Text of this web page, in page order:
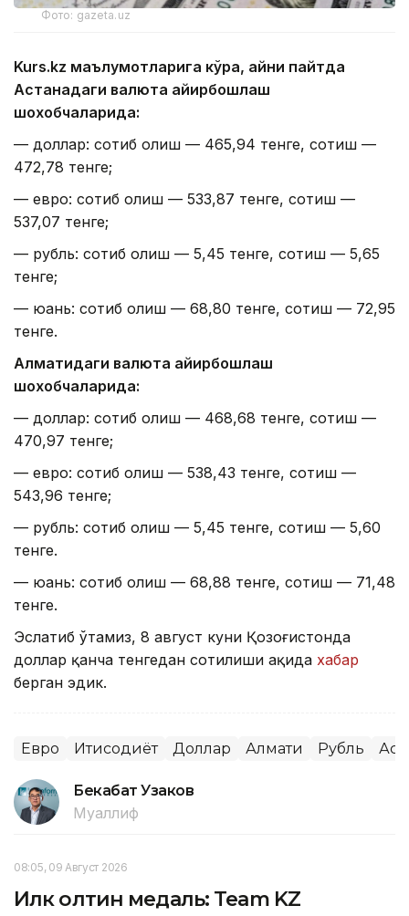
Фото: gazeta.uz
Kurs.kz маълумотларига кўра, айни пайтда
Астанадаги валюта айирбошлаш
шохобчаларида:
— доллар: сотиб олиш — 465,94 тенге, сотиш —
472,78 тенге;
— евро: сотиб олиш — 533,87 тенге, сотиш —
537,07 тенге;
— рубль: сотиб олиш — 5,45 тенге, сотиш — 5,65
тенге;
— юань: сотиб олиш — 68,80 тенге, сотиш — 72,95
тенге.
Алматидаги валюта айирбошлаш
шохобчаларида:
— доллар: сотиб олиш — 468,68 тенге, сотиш —
470,97 тенге;
— евро: сотиб олиш — 538,43 тенге, сотиш —
543,96 тенге;
— рубль: сотиб олиш — 5,45 тенге, сотиш — 5,60
тенге.
— юань: сотиб олиш — 68,88 тенге, сотиш — 71,48
тенге.
Эслатиб ўтамиз, 8 август куни Қозоғистонда
доллар қанча тенгедан сотилиши ҳақида хабар
берган эдик.
Евро Иқтисодиёт Доллар Алмати Рубль
Бекабат Узаков
Муаллиф
08:05, 09 Август 2026
Илк олтин медаль: Team KZ